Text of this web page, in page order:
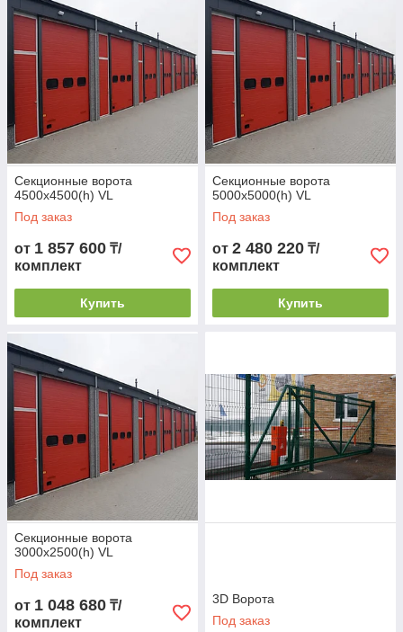
Секционные ворота
4500х4500(h) VL
Под заказ
от 1 857 600 ₸/
комплект
Купить
Секционные ворота
5000х5000(h) VL
Под заказ
от 2 480 220 ₸/
комплект
Купить
Секционные ворота
3000х2500(h) VL
Под заказ
от 1 048 680 ₸/
комплект
3D Ворота
Под заказ